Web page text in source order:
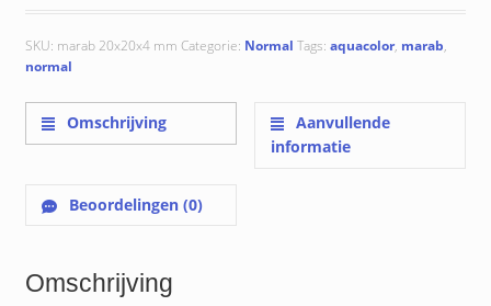
SKU: marab 20x20x4 mm Categorie: Normal Tags: aquacolor, marab,
normal
Omschrijving
Aanvullende
informatie
Beoordelingen (0)
Omschrijving